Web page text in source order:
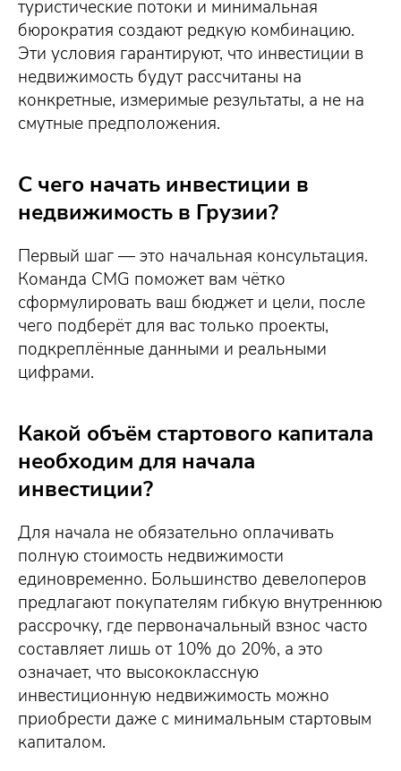
туристические потоки и минимальная
бюрократия создают редкую комбинацию.
Эти условия гарантируют, что инвестиции в
недвижимость будут рассчитаны на
конкретные, измеримые результаты, а не на
смутные предположения.
С чего начать инвестиции в
недвижимость в Грузии?
Первый шаг — это начальная консультация.
Команда CMG поможет вам чётко
сформулировать ваш бюджет и цели, после
чего подберёт для вас только проекты,
подкреплённые данными и реальными
цифрами.
Какой объём стартового капитала
необходим для начала
инвестиции?
Для начала не обязательно оплачивать
полную стоимость недвижимости
единовременно. Большинство девелоперов
предлагают покупателям гибкую внутреннюю
рассрочку, где первоначальный взнос часто
составляет лишь от 10% до 20%, а это
означает, что высококлассную
инвестиционную недвижимость можно
приобрести даже с минимальным стартовым
капиталом.